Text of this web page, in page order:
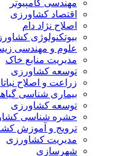
مهندسی کامپیوتر
اقتصاد کشاورزی
اصلاح نژاد دام
بیوتکنولوژی
علوم و مهندسی
مدیریت منابع خاک
توسعه کشاورزی
زراعت و اصلاح
بیماری شناسی
توسعه کشاورزی
حشره شناسی
ترویج و آموزش
مدیریت کشاورزی
شهرسازی